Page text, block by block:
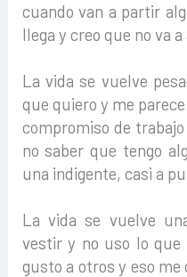
cuando van a partir
llega y creo que no va
La vida se vuelve
que quiero y me
compromiso de
no saber que tengo
una indigente, casi a
La vida se vuelve
vestir y no uso lo que
gusto a otros y eso